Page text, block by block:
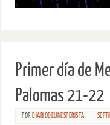
Primer día de
Palomas 21-22
POR DIARIODEUNESPERISTA